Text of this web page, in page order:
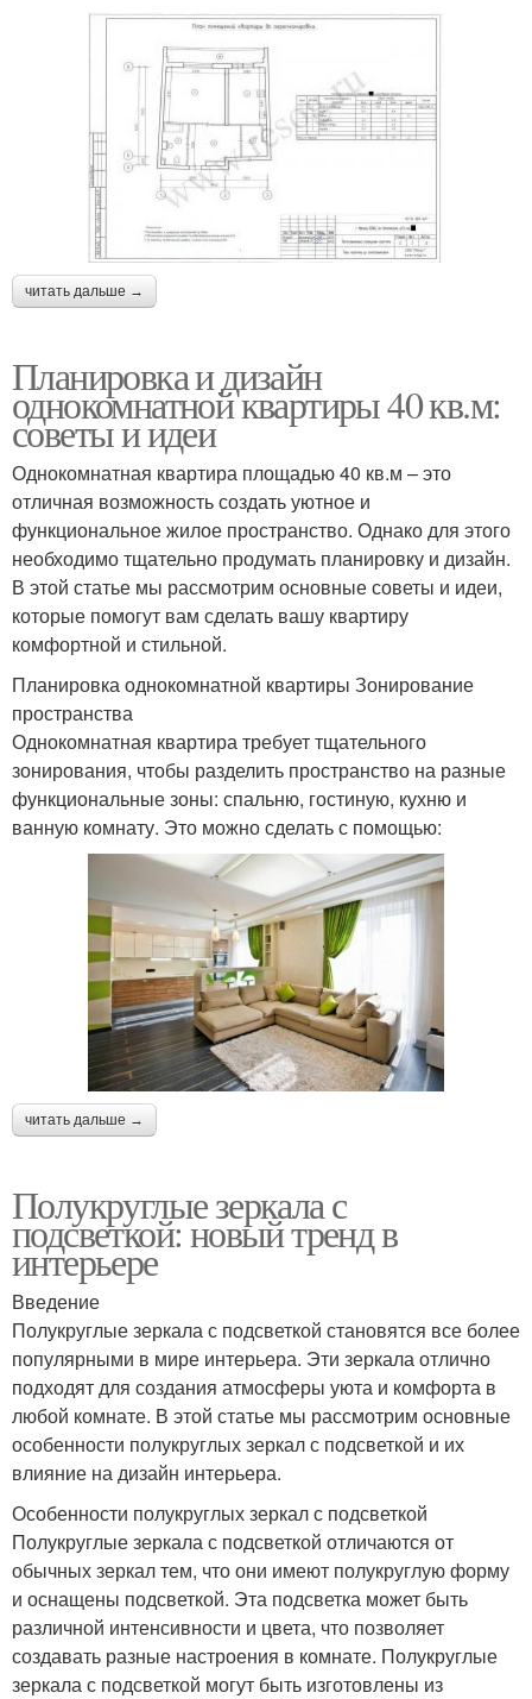
читать дальше →
Планировка и дизайн
однокомнатной квартиры 40 кв.м:
советы и идеи
Однокомнатная квартира площадью 40 кв.м – это
отличная возможность создать уютное и
функциональное жилое пространство. Однако для этого
необходимо тщательно продумать планировку и дизайн.
В этой статье мы рассмотрим основные советы и идеи,
которые помогут вам сделать вашу квартиру
комфортной и стильной.
Планировка однокомнатной квартиры Зонирование
пространства
Однокомнатная квартира требует тщательного
зонирования, чтобы разделить пространство на разные
функциональные зоны: спальню, гостиную, кухню и
ванную комнату. Это можно сделать с помощью:
читать дальше →
Полукруглые зеркала с
подсветкой: новый тренд в
интерьере
Введение
Полукруглые зеркала с подсветкой становятся все более
популярными в мире интерьера. Эти зеркала отлично
подходят для создания атмосферы уюта и комфорта в
любой комнате. В этой статье мы рассмотрим основные
особенности полукруглых зеркал с подсветкой и их
влияние на дизайн интерьера.
Особенности полукруглых зеркал с подсветкой
Полукруглые зеркала с подсветкой отличаются от
обычных зеркал тем, что они имеют полукруглую форму
и оснащены подсветкой. Эта подсветка может быть
различной интенсивности и цвета, что позволяет
создавать разные настроения в комнате. Полукруглые
зеркала с подсветкой могут быть изготовлены из